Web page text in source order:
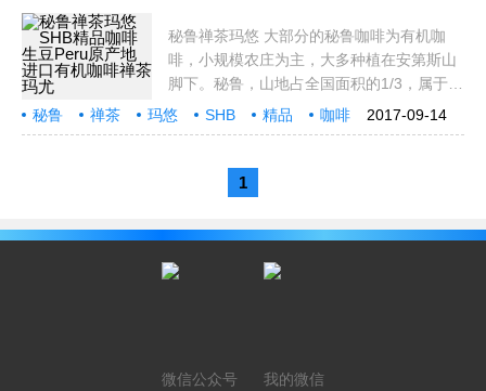
秘鲁禅茶玛悠 大部分的秘鲁咖啡为有机咖
啡，小规模农庄为主，大多种植在安第斯山
脚下。秘鲁，山地占全国面积的1/3，属于热
带沙漠区，气候干燥而温和。18~26℃的年
均温和700~1,500mm的年降水量，使这里
卡品种构成，这里
2017-09-14
秘鲁 禅茶 玛悠 SHB 精品
咖啡
生豆
Peru 原产地
1
微信公众号 我的微信